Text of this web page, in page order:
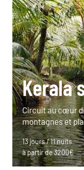
Kerala
Circuit au cœur
montagnes et
13 jours / 11 nuits
à partir de 3200€